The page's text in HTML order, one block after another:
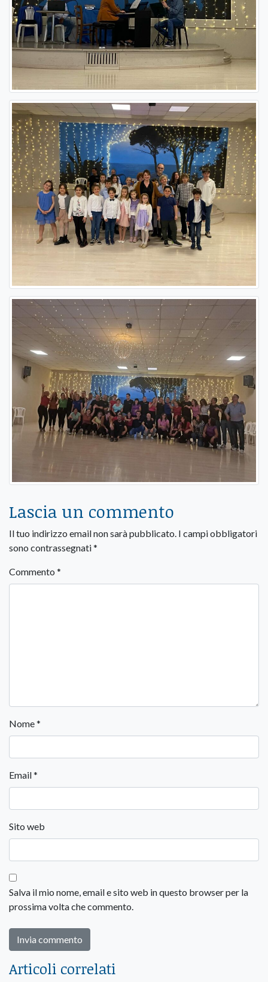
Lascia un commento
Il tuo indirizzo email non sarà pubblicato. I campi obbligatori
sono contrassegnati*
Commento *
Nome*
Email*
Sito web
Salva il mio nome, email e sito web in questo browser per la
prossima volta che commento.
Articoli correlati